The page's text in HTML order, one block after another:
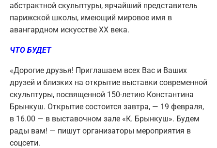
абстрактной скульптуры, ярчайший представитель
парижской школы, имеющий мировое имя в
авангардном искусстве XX века.
ЧТО БУДЕТ
«Дорогие друзья! Приглашаем всех Вас и Ваших
друзей и близких на открытие выставки современной
скульптуры, посвященной 150-летию Константина
Брынкуш. Открытие состоится завтра, — 19 февраля,
в 16.00 — в выставочном зале «К. Брынкуш». Будем
рады вам! — пишут организаторы мероприятия в
соцсети.